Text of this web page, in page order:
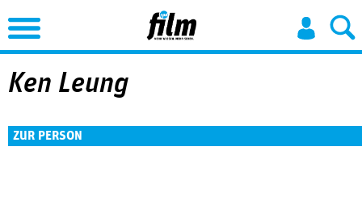
Jump to Navigation
Ken Leung
ZUR PERSON